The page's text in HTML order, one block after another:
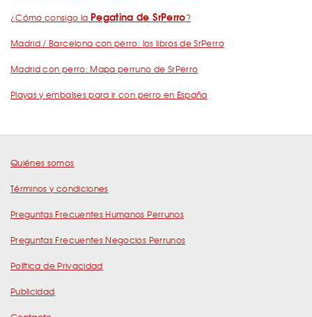
¿Cómo consigo la Pegatina de SrPerro?
Madrid / Barcelona con perro: los libros de SrPerro
Madrid con perro: Mapa perruno de SrPerro
Playas y embalses para ir con perro en España
Quiénes somos
Términos y condiciones
Preguntas Frecuentes Humanos Perrunos
Preguntas Frecuentes Negocios Perrunos
Política de Privacidad
Publicidad